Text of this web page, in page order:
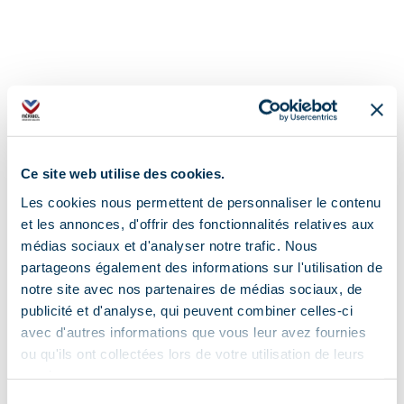
Ce site web utilise des cookies.
Les cookies nous permettent de personnaliser le contenu
et les annonces, d'offrir des fonctionnalités relatives aux
médias sociaux et d'analyser notre trafic. Nous
partageons également des informations sur l'utilisation de
notre site avec nos partenaires de médias sociaux, de
publicité et d'analyse, qui peuvent combiner celles-ci
avec d'autres informations que vous leur avez fournies
ou qu'ils ont collectées lors de votre utilisation de leurs
Méribel
Complément de localisation :
CIS Immobilier est situé dans le centre, route
de la montée, en face de la pharmacie, à 50m
de l'Office du tourisme